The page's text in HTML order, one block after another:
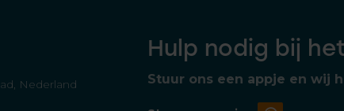
Nederland
Hulp nodig bij
Stuur ons een appje en wij